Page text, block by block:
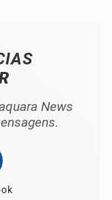
News